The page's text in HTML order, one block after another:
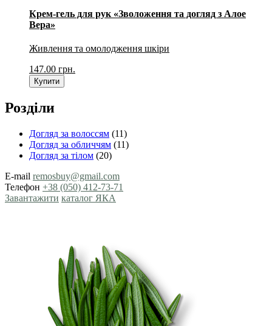
Крем-гель для рук «Зволоження та догляд з Алое
Вера»
Живлення та омолодження шкіри
147.00 грн.
Купити
Розділи
Догляд за волоссям (11)
Догляд за обличчям (11)
Догляд за тілом (20)
E-mail remosbuy@gmail.com
Телефон +38 (050) 412-73-71
Завантажити каталог ЯКА